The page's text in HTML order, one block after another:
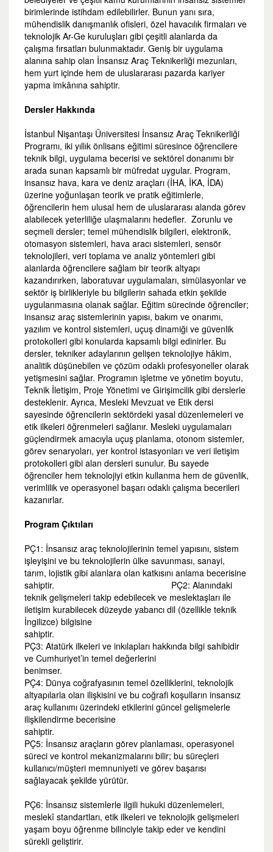
birimlerinde istihdam edilebilirler. Bunun yanı sıra,
mühendislik danışmanlık ofisleri, özel havacılık firmaları ve
teknolojik Ar-Ge kuruluşları gibi çeşitli alanlarda da
çalışma fırsatları bulunmaktadır. Geniş bir uygulama
alanına sahip olan İnsansız Araç Teknikerliği mezunları,
hem yurt içinde hem de uluslararası pazarda kariyer
yapma imkânına sahiptir.
Dersler Hakkında
İstanbul Nişantaşı Üniversitesi İnsansız Araç Teknikerliği
Programı, iki yıllık önlisans eğitimi süresince öğrencilere
teknik bilgi, uygulama becerisi ve sektörel donanımı bir
arada sunan kapsamlı bir müfredat uygular. Program,
insansız hava, kara ve deniz araçları (İHA, İKA, İDA)
üzerine yoğunlaşan teorik ve pratik eğitimlerle,
öğrencilerin hem ulusal hem de uluslararası alanda görev
alabilecek yeterliliğe ulaşmalarını hedefler. Zorunlu ve
seçmeli dersler; temel mühendislik bilgileri, elektronik,
otomasyon sistemleri, hava aracı sistemleri, sensör
teknolojileri, veri toplama ve analiz yöntemleri gibi
alanlarda öğrencilere sağlam bir teorik altyapı
kazandırırken, laboratuvar uygulamaları, simülasyonlar ve
sektör iş birlikleriyle bu bilgilerin sahada etkin şekilde
uygulanmasına olanak sağlar. Eğitim sürecinde öğrenciler;
insansız araç sistemlerinin yapısı, bakım ve onarımı,
yazılım ve kontrol sistemleri, uçuş dinamiği ve güvenlik
protokolleri gibi konularda kapsamlı bilgi edinirler. Bu
dersler, tekniker adaylarının gelişen teknolojiye hâkim,
analitik düşünebilen ve çözüm odaklı profesyoneller olarak
yetişmesini sağlar. Programın işletme ve yönetim boyutu,
Teknik İletişim, Proje Yönetimi ve Girişimcilik gibi derslerle
desteklenir. Ayrıca, Mesleki Mevzuat ve Etik dersi
sayesinde öğrencilerin sektördeki yasal düzenlemeleri ve
etik ilkeleri öğrenmeleri sağlanır. Mesleki uygulamaları
güçlendirmek amacıyla uçuş planlama, otonom sistemler,
görev senaryoları, yer kontrol istasyonları ve veri iletişim
protokolleri gibi alan dersleri sunulur. Bu sayede
öğrenciler hem teknolojiyi etkin kullanma hem de güvenlik,
verimlilik ve operasyonel başarı odaklı çalışma becerileri
kazanırlar.
Program Çıktıları
PÇ1: İnsansız araç teknolojilerinin temel yapısını, sistem
işleyişini ve bu teknolojilerin ülke savunması, sanayi,
tarım, lojistik gibi alanlara olan katkısını anlama becerisine
sahiptir. PÇ2: Alanındaki
teknik gelişmeleri takip edebilecek ve meslektaşları ile
iletişim kurabilecek düzeyde yabancı dil (özellikle teknik
İngilizce) bilgisine
sahiptir.
PÇ3: Atatürk ilkeleri ve inkılapları hakkında bilgi sahibidir
ve Cumhuriyet’in temel değerlerini
PÇ4: Dünya coğrafyasının temel özelliklerini, teknolojik
altyapılarla olan ilişkisini ve bu coğrafi koşulların insansız
araç kullanımı üzerindeki etkilerini güncel gelişmelerle
ilişkilendirme becerisine
sahiptir.
PÇ5: İnsansız araçların görev planlaması, operasyonel
süreci ve kontrol mekanizmalarını bilir; bu süreçleri
kullanıcı/müşteri memnuniyeti ve görev başarısı
sağlayacak şekilde yürütür.
PÇ6: İnsansız sistemlerle ilgili hukuki düzenlemeleri,
meslekî standartları, etik ilkeleri ve teknolojik gelişmeleri
yaşam boyu öğrenme bilinciyle takip eder ve kendini
sürekli geliştirir.